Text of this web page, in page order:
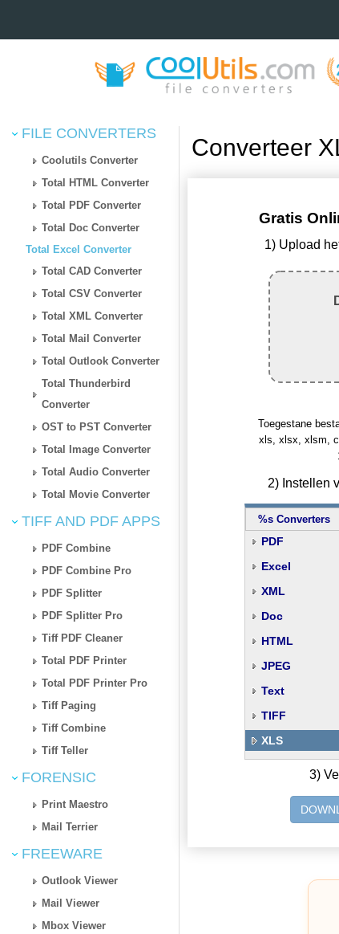
FILE CONVERTERS
Coolutils Converter
Total HTML Converter
Total PDF Converter
Total Doc Converter
Total Excel Converter
Total CAD Converter
Total CSV Converter
Total XML Converter
Total Mail Converter
Total Outlook Converter
Total Thunderbird
Converter
OST to PST Converter
Total Image Converter
Total Audio Converter
Total Movie Converter
TIFF AND PDF APPS
PDF Combine
PDF Combine Pro
PDF Splitter
PDF Splitter Pro
Tiff PDF Cleaner
Total PDF Printer
Total PDF Printer Pro
Tiff Paging
Tiff Combine
Tiff Teller
FORENSIC
Print Maestro
Mail Terrier
FREEWARE
Outlook Viewer
Mail Viewer
Mbox Viewer
Converteer
Gratis
1) Upload
Toegestane
xls, xlsx, xlsm,
2) Instellen
%s Converters
PDF
Excel
XML
Doc
HTML
JPEG
Text
TIFF
XLS
3)